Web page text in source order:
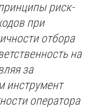
риск-
при
отбора
на
за
инструмент
оператора